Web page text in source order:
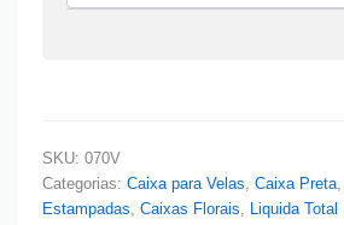
SKU: 070V
Categorias: Caixa para Velas, Caixa Preta,
Estampadas, Caixas Florais, Liquida Total